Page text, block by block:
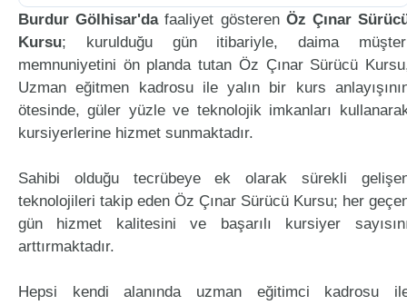
Burdur Gölhisar'dafaaliyet gösteren Öz Çınar
Kursu; kurulduğu gün itibariyle, daima
memnuniyetini ön planda tutan Öz Çınar Sürücü
Uzman eğitmen kadrosu ile yalın bir kurs
ötesinde, güler yüzle ve teknolojik imkanları
kursiyerlerine hizmet sunmaktadır.
Sahibi olduğu tecrübeye ek olarak sürekli
teknolojileri takip eden Öz Çınar Sürücü Kursu; her
gün hizmet kalitesini ve başarılı kursiyer
arttırmaktadır.
Hepsi kendi alanında uzman eğitimci kadrosu